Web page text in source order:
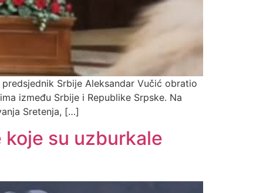
Srbije Aleksandar Vučić obratio
između Srbije i Republike Srpske. Na
Sretenja, […]
su uzburkale